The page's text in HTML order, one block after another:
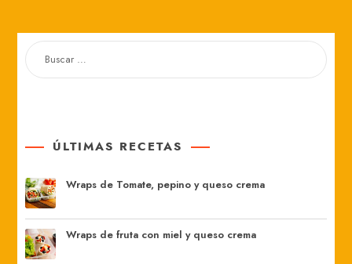
BUSCAR:
ÚLTIMAS RECETAS
Wraps de Tomate, pepino y queso crema
Wraps de fruta con miel y queso crema